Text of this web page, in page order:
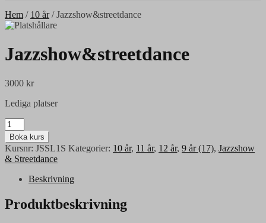
Hem / 10 år /Jazzshow&streetdance
Jazzshow&streetdance
3000 kr
Lediga platser
Boka kurs
Kursnr: JSSL1S Kategorier: 10 år, 11 år, 12 år, 9 år (17), Jazzshow
& Streetdance
Beskrivning
Produktbeskrivning